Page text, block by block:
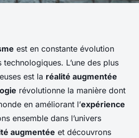
technologies de
peuvent-
l'expérience
le secteur du
est en constante évolution
L’une des plus
est la réalité augmentée
révolutionne la manière dont
en améliorant l’expérience
ensemble dans l’univers
augmentée et découvrons